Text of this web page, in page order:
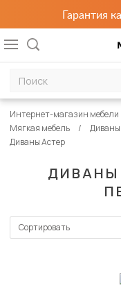
Гарантия
ДИВАНЫ
Интернет-магазин мебели
Мягкая мебель
Диваны
Диваны Астер
Сортировать
Сначала